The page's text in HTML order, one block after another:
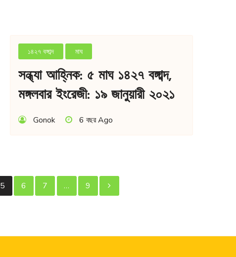
১৪২৭ বঙ্গাব্দ মাঘ
সন্ধ্যা আহ্নিক: ৫ মাঘ ১৪২৭ বঙ্গাব্দ,
মঙ্গলবার ইংরেজী: ১৯ জানুয়ারী ২০২১
Gonok 6 বছর Ago
পোস্ট
5 6 7 … 9